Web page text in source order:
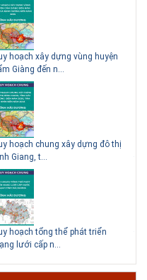
nghệ mới nhất tại Châu Âu
được tổ chức bởi HOUSELINK
Khách sạn Pan Pacific, Hà Nội
một homestay giữa lòng
du khách có xu hướng tìm đến
hoạch xây dựng vùng huyện
Giàng đến n...
hoạch chung xây dựng đô thị
Giang, t...
hoạch tổng thể phát triển
lưới cấp n...